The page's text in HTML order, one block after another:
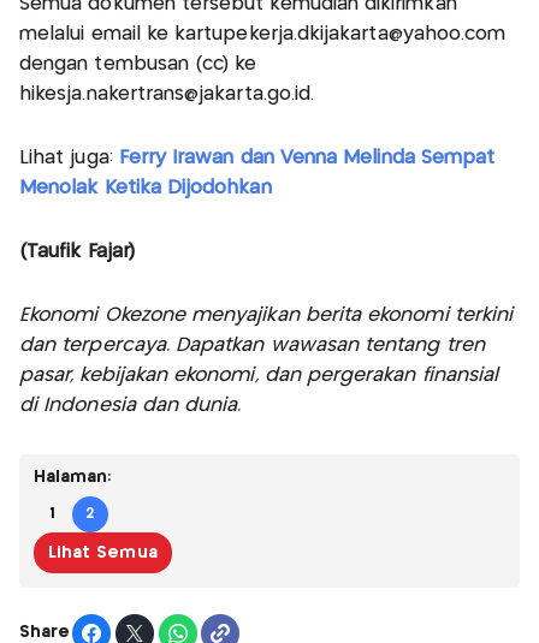
Semua dokumen tersebut kemudian dikirimkan
melalui email ke kartupekerja.dkijakarta@yahoo.com
dengan tembusan (cc) ke
hikesja.nakertrans@jakarta.go.id .
Lihat juga: Ferry Irawan dan Venna Melinda Sempat
Menolak Ketika Dijodohkan
(Taufik Fajar)
Ekonomi Okezone menyajikan berita ekonomi terkini
dan terpercaya. Dapatkan wawasan tentang tren
pasar, kebijakan ekonomi, dan pergerakan finansial
di Indonesia dan dunia.
Halaman:
1 2
Lihat Semua
Share